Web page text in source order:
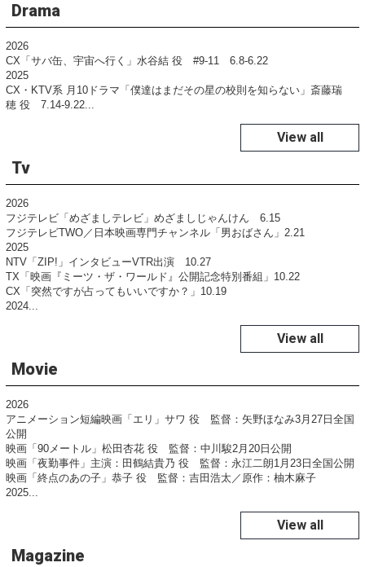
Drama
2026
CX「サバ缶、宇宙へ行く」水谷結 役 #9-11 6.8-6.22
2025
CX・KTV系 月10ドラマ「僕達はまだその星の校則を知らない」斎藤瑞
穂 役 7.14-9.22...
View all
Tv
2026
フジテレビ「めざましテレビ」めざましじゃんけん 6.15
フジテレビTWO／日本映画専門チャンネル「男おばさん」2.21
2025
NTV「ZIP!」インタビューVTR出演 10.27
TX「映画『ミーツ・ザ・ワールド』公開記念特別番組」10.22
CX「突然ですが占ってもいいですか？」10.19
2024...
View all
Movie
2026
アニメーション短編映画「エリ」サワ 役 監督：矢野ほなみ3月27日全国
公開
映画「90メートル」松田杏花 役 監督：中川駿2月20日公開
映画「夜勤事件」主演：田鶴結貴乃 役 監督：永江二朗1月23日全国公開
映画「終点のあの子」恭子 役 監督：吉田浩太／原作：柚木麻子
2025...
View all
Magazine